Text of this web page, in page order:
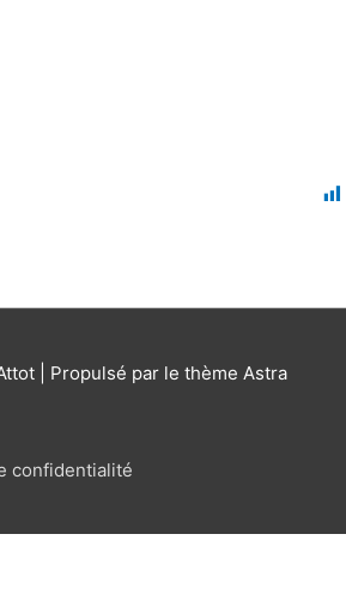
| Propulsé par le thème Astra
confidentialité